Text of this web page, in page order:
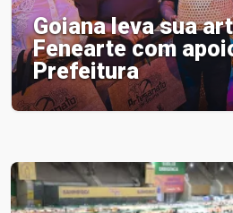
Goiana leva sua
Fenearte com
Prefeitura